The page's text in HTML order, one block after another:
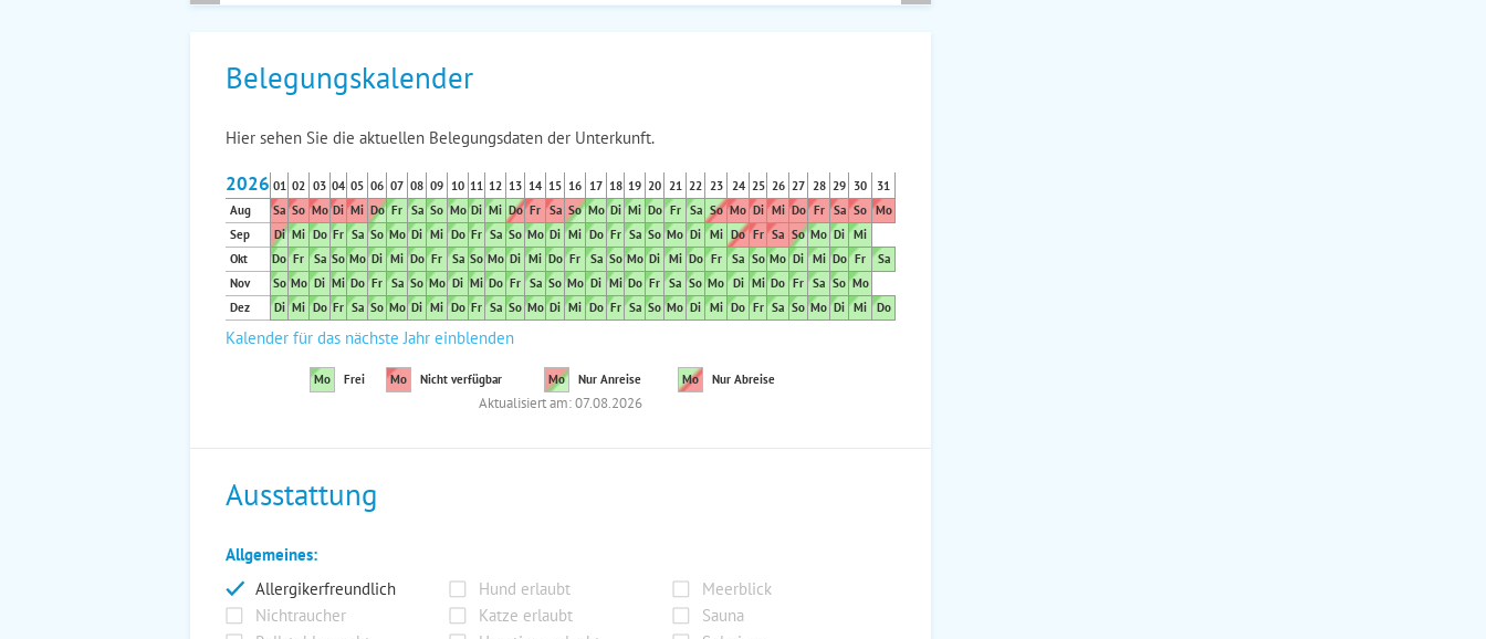
Belegungskalender
Hier sehen Sie die aktuellen Belegungsdaten der Unterkunft.
2026 01 02 03 04 05 06 07 08 09 10 11 12 13 14 15 16 17 18 19 20 21 22 23 24 25 26 27 28 29 30
31
Aug
Sa So Mo Di Mi Do Fr Sa So Mo Di Mi Do Fr Sa So Mo Di Mi Do Fr Sa So Mo Di Mi Do Fr Sa So Mo
Sep
Di Mi Do Fr Sa So Mo Di Mi Do Fr Sa So Mo Di Mi Do Fr Sa So Mo Di Mi Do Fr Sa So Mo Di Mi
Okt
Do Fr Sa So Mo Di Mi Do Fr Sa So Mo Di Mi Do Fr Sa So Mo Di Mi Do Fr Sa So Mo Di Mi Do Fr
Sa
Nov
So Mo Di Mi Do Fr Sa So Mo Di Mi Do Fr Sa So Mo Di Mi Do Fr Sa So Mo Di Mi Do Fr Sa So Mo
Dez
Di Mi Do Fr Sa So Mo Di Mi Do Fr Sa So Mo Di Mi Do Fr Sa So Mo Di Mi Do Fr Sa So Mo Di Mi Do
Kalender für das nächste Jahr einblenden
Mo Frei Mo Nicht verfügbar Mo Nur Anreise Mo Nur Abreise
Aktualisiert am: 07.08.2026
Ausstattung
Allgemeines:
Allergikerfreundlich
Hund erlaubt
Meerblick
Nichtraucher
Katze erlaubt
Sauna